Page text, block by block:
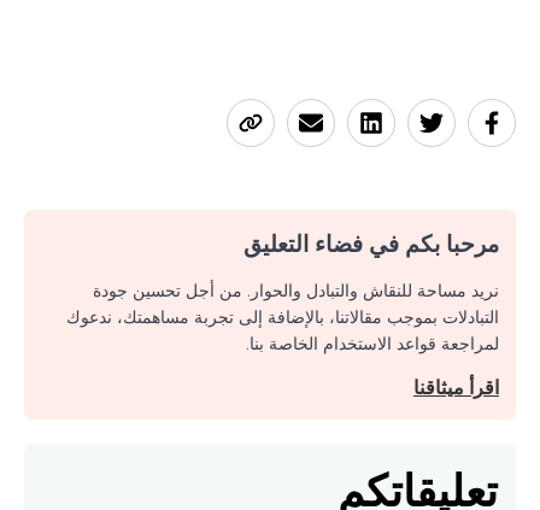
مرحبا بكم في فضاء التعليق
نريد مساحة للنقاش والتبادل والحوار. من أجل تحسين جودة
التبادلات بموجب مقالاتنا، بالإضافة إلى تجربة مساهمتك، ندعوك
لمراجعة قواعد الاستخدام الخاصة بنا.
اقرأ ميثاقنا
تعليقاتكم